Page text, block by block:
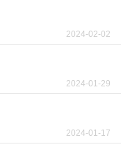
2024-02-02
2024-01-29
2024-01-17